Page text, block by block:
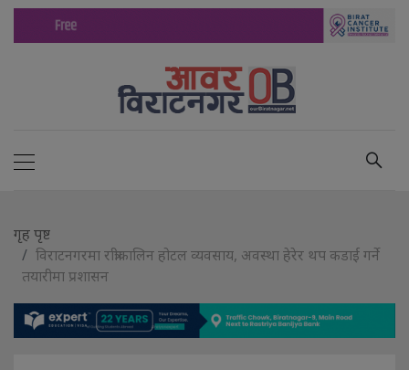
गृह पृष्ट
विराटनगरमा रात्रीकालिन होटल व्यवसाय, अवस्था हेरेर थप कडाई गर्ने
तयारीमा प्रशासन